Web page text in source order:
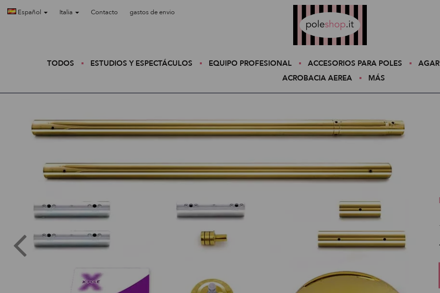
Español Italia Contacto gastos de envio
TODOS ESTUDIOS Y ESPECTÁCULOS EQUIPO PROFESIONAL ACCESORIOS PARA POLES
ACROBACIA AEREA
MÁS